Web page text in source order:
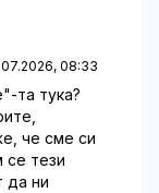
08:33
та тука?
че сме си
се тези
да ни